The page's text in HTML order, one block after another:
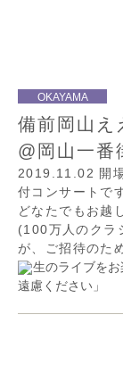
備前岡山え
@岡山一番
2019.11.02 開
付コンサートで
どなたでもお越
(100万人のクラ
が、ご招待のた
生のライブを
遠慮ください」